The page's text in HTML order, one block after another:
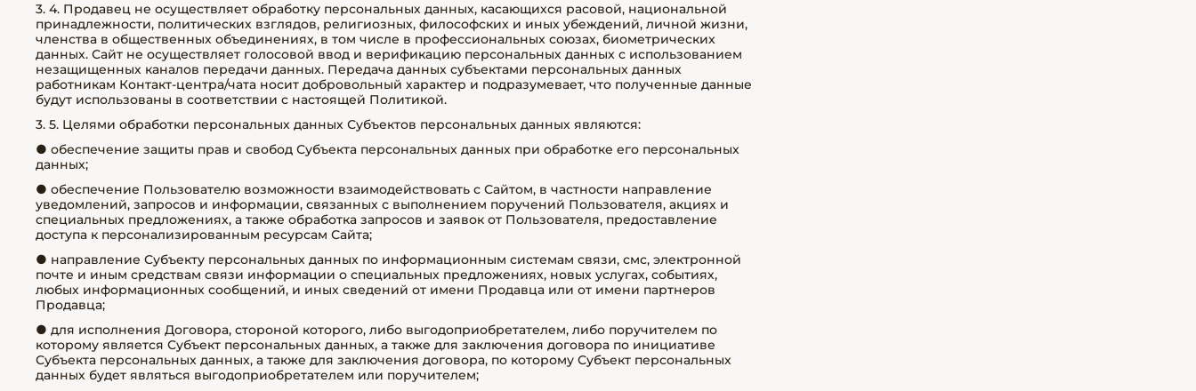
3. 4. Продавец не осуществляет обработку персональных данных, касающихся расовой, национальной
принадлежности, политических взглядов, религиозных, философских и иных убеждений, личной жизни,
членства в общественных объединениях, в том числе в профессиональных союзах, биометрических
данных. Сайт не осуществляет голосовой ввод и верификацию персональных данных с использованием
незащищенных каналов передачи данных. Передача данных субъектами персональных данных
работникам Контакт-центра/чата носит добровольный характер и подразумевает, что полученные данные
будут использованы в соответствии с настоящей Политикой.
3. 5. Целями обработки персональных данных Субъектов персональных данных являются:
● обеспечение защиты прав и свобод Субъекта персональных данных при обработке его персональных
данных;
● обеспечение Пользователю возможности взаимодействовать с Сайтом, в частности направление
уведомлений, запросов и информации, связанных с выполнением поручений Пользователя, акциях и
специальных предложениях, а также обработка запросов и заявок от Пользователя, предоставление
доступа к персонализированным ресурсам Сайта;
● направление Субъекту персональных данных по информационным системам связи, смс, электронной
почте и иным средствам связи информации о специальных предложениях, новых услугах, событиях,
любых информационных сообщений, и иных сведений от имени Продавца или от имени партнеров
Продавца;
● для исполнения Договора, стороной которого, либо выгодоприобретателем, либо поручителем по
которому является Субъект персональных данных, а также для заключения договора по инициативе
Субъекта персональных данных, а также для заключения договора, по которому Субъект персональных
данных будет являться выгодоприобретателем или поручителем;